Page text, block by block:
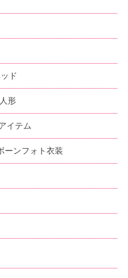
ド
形
イテム
ーンフォト衣装